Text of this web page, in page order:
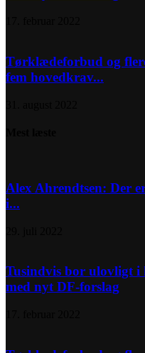
Tørklædeforbud og
fem hovedkrav...
Alex Ahrendtsen: Der
i...
Tusindvis bor ulovligt i
med nyt DF-forslag